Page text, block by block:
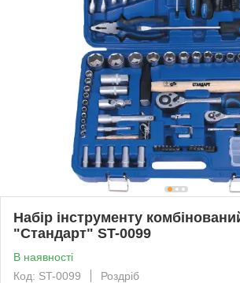
Набір інструменту
"Стандарт" ST-0099
В наявності
Код: ST-0099
Роздріб